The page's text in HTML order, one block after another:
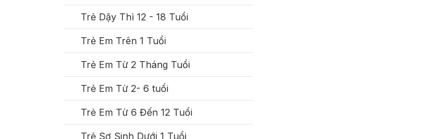
Trẻ Dậy Thì 12 - 18 Tuổi
Trẻ Em Trên 1 Tuổi
Trẻ Em Từ 2 Tháng Tuổi
Trẻ Em Từ 2- 6 tuổi
Trẻ Em Từ 6 Đến 12 Tuổi
Trẻ Sơ Sinh Dưới 1 Tuổi